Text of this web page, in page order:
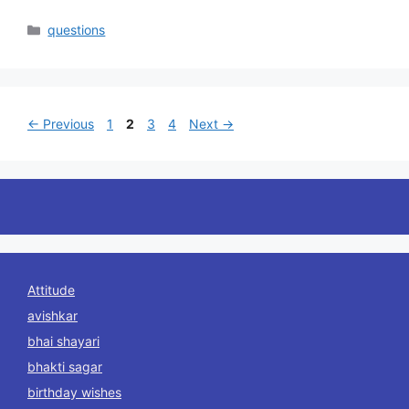
Categories
questions
← Previous Page
1 Page
2 Page
3 Page
4 Next →
Attitude
avishkar
bhai shayari
bhakti sagar
birthday wishes